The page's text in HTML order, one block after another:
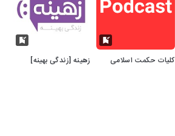
کلیات حکمت اسلامی زهینه [زندگی بهینه]